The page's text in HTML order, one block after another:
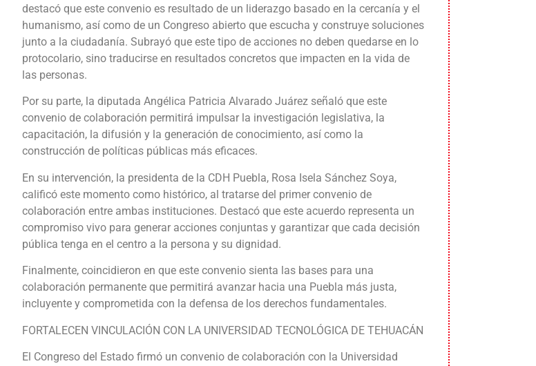
destacó que este convenio es resultado de un liderazgo basado en la cercanía y el
humanismo, así como de un Congreso abierto que escucha y construye soluciones
junto a la ciudadanía. Subrayó que este tipo de acciones no deben quedarse en lo
protocolario, sino traducirse en resultados concretos que impacten en la vida de
las personas.
Por su parte, la diputada Angélica Patricia Alvarado Juárez señaló que este
convenio de colaboración permitirá impulsar la investigación legislativa, la
capacitación, la difusión y la generación de conocimiento, así como la
construcción de políticas públicas más eficaces.
En su intervención, la presidenta de la CDH Puebla, Rosa Isela Sánchez Soya,
calificó este momento como histórico, al tratarse del primer convenio de
colaboración entre ambas instituciones. Destacó que este acuerdo representa un
compromiso vivo para generar acciones conjuntas y garantizar que cada decisión
pública tenga en el centro a la persona y su dignidad.
Finalmente, coincidieron en que este convenio sienta las bases para una
colaboración permanente que permitirá avanzar hacia una Puebla más justa,
incluyente y comprometida con la defensa de los derechos fundamentales.
FORTALECEN VINCULACIÓN CON LA UNIVERSIDAD TECNOLÓGICA DE TEHUACÁN
El Congreso del Estado firmó un convenio de colaboración con la Universidad